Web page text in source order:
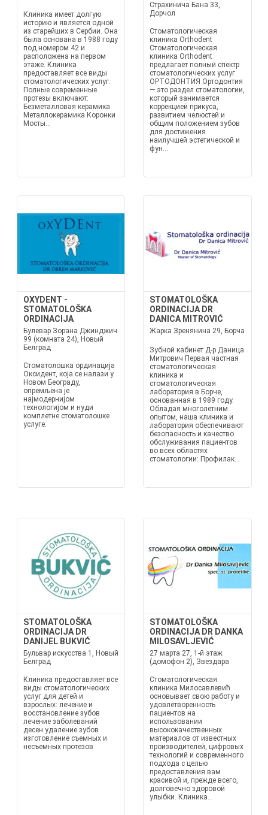
Клиника имеет долгую
историю и является одной
из старейших в Сербии. Она
была основана в 1988 году
под номером 42 и
расположена на первом
этаже. Клиника
предоставляет все виды
стоматологических услуг.
Полные современные
протезы включают:
Безметалловая керамика
Металлокерамика Коронки
Мосты...
Страхинича Бана 33,
Дорчол
Стоматологическая
клиника Orthodent
Стоматологическая
клиника Orthodent
предлагает полный спектр
стоматологических услуг.
ОРТОДОНТИЯ Ортодонтия
— это раздел стоматологии,
который занимается
коррекцией прикуса,
развитием челюстей и
общим положением зубов
для достижения
наилучшей эстетической и
фун...
OXYDENT -
STOMATOLOŠKA
ORDINACIJA
Булевар Зорана Джинджич
99 (комната 24), Новый
Белград
Стоматолошка ординација
Оксидент, која се налази у
Новом Београду,
опремљена је
најмодернијом
технологијом и нуди
комплетне стоматолошке
услуге.
STOMATOLOŠKA
ORDINACIJA DR
DANICA MITROVIĆ
Жарка Зренянина 29, Борча
Зубной кабинет Д-р Даница
Митрович Первая частная
стоматологическая
клиника и
стоматологическая
лаборатория в Борче,
основанная в 1989 году.
Обладая многолетним
опытом, наша клиника и
лаборатория обеспечивают
безопасность и качество
обслуживания пациентов
во всех областях
стоматологии: Профилак...
STOMATOLOŠKA
ORDINACIJA DR
DANIJEL BUKVIĆ
Бульвар искусства 1, Новый
Белград
Клиника предоставляет все
виды стоматологических
услуг для детей и
взрослых: лечение и
восстановление зубов
лечение заболеваний
десен удаление зубов
изготовление съемных и
несъемных протезов
STOMATOLOŠKA
ORDINACIJA DR DANKA
MILOSAVLJEVIĆ
27 марта 27, 1-й этаж
(домофон 2), Звездара
Стоматологическая
клиника Милосавлевић
основывает свою работу и
удовлетворенность
пациентов на
использовании
высококачественных
материалов от известных
производителей, цифровых
технологий и современного
подхода с целью
предоставления вам
красивой и, прежде всего,
долговечно здоровой
улыбки. Клиника...